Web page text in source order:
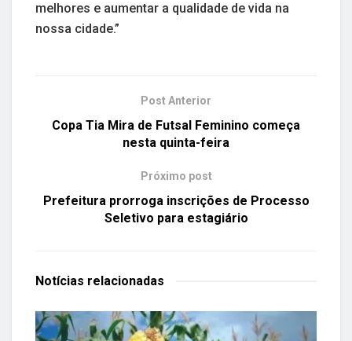
melhores e aumentar a qualidade de vida na
nossa cidade.”
Post Anterior
Copa Tia Mira de Futsal Feminino começa
nesta quinta-feira
Próximo post
Prefeitura prorroga inscrições de Processo
Seletivo para estagiário
Notícias relacionadas